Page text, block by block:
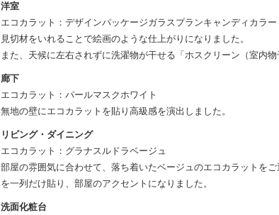
洋室
エコカラット：デザインパッケージガラスプランキャンディカラー
見切材をいれることで絵画のような仕上がりになりました。
また、天候に左右されずに洗濯物が干せる「ホスクリーン（室内物
廊下
エコカラット：パールマスクホワイト
無地の壁にエコカラットを貼り高級感を演出しました。
リビング・ダイニング
エコカラット：グラナスルドラベージュ
部屋の雰囲気に合わせて、落ち着いたベージュのエコカラットを
を一列だけ貼り、部屋のアクセントになりました。
洗面化粧台